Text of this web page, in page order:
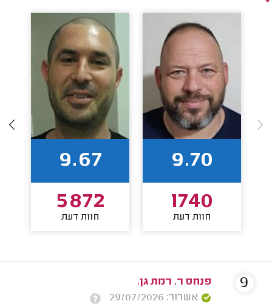
9.70
1740
חוות דעת
9.67
5872
חוות דעת
פנחס ר. רמת גן.
אשרור: 29/07/2026
9